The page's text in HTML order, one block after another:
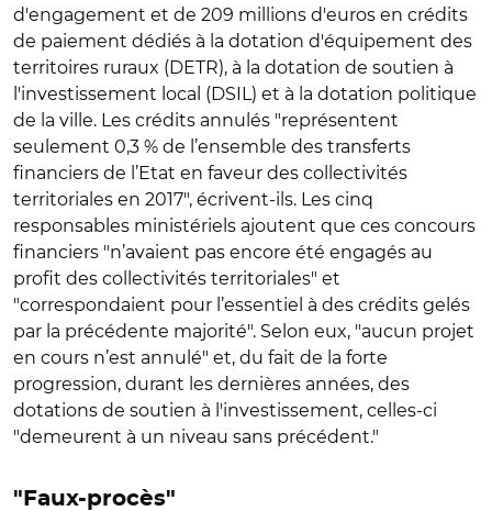
d'engagement et de 209 millions d'euros en crédits
de paiement dédiés à la dotation d'équipement des
territoires ruraux (DETR), à la dotation de soutien à
l'investissement local (DSIL) et à la dotation politique
de la ville. Les crédits annulés "représentent
seulement 0,3 % de l’ensemble des transferts
financiers de l’Etat en faveur des collectivités
territoriales en 2017", écrivent-ils. Les cinq
responsables ministériels ajoutent que ces concours
financiers "n’avaient pas encore été engagés au
profit des collectivités territoriales" et
"correspondaient pour l’essentiel à des crédits gelés
par la précédente majorité". Selon eux, "aucun projet
en cours n’est annulé" et, du fait de la forte
progression, durant les dernières années, des
dotations de soutien à l'investissement, celles-ci
"demeurent à un niveau sans précédent."
"Faux-procès"